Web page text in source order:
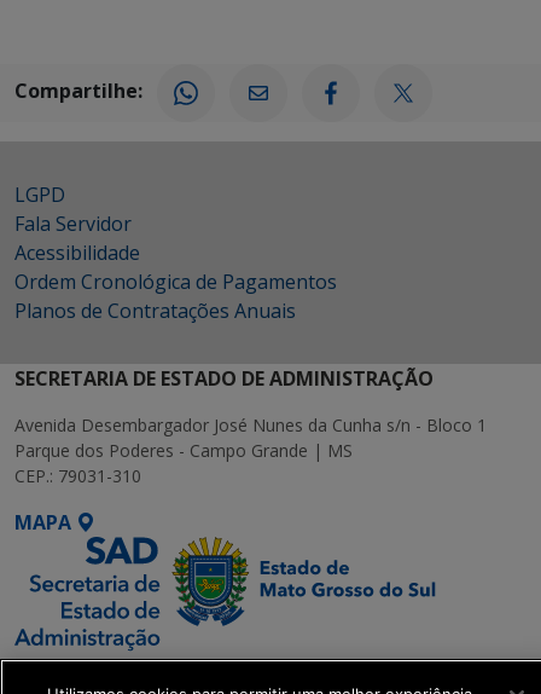
Compartilhe:
LGPD
Fala Servidor
Acessibilidade
Ordem Cronológica de Pagamentos
Planos de Contratações Anuais
SECRETARIA DE ESTADO DE ADMINISTRAÇÃO
Avenida Desembargador José Nunes da Cunha s/n - Bloco 1
Parque dos Poderes - Campo Grande | MS
CEP.: 79031-310
MAPA